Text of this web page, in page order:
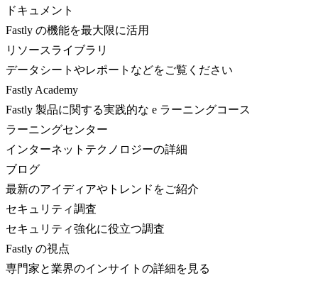
ドキュメント
Fastly の機能を最大限に活用
リソースライブラリ
データシートやレポートなどをご覧ください
Fastly Academy
Fastly 製品に関する実践的な e ラーニングコース
ラーニングセンター
インターネットテクノロジーの詳細
ブログ
最新のアイディアやトレンドをご紹介
セキュリティ調査
セキュリティ強化に役立つ調査
Fastly の視点
専門家と業界のインサイトの詳細を見る